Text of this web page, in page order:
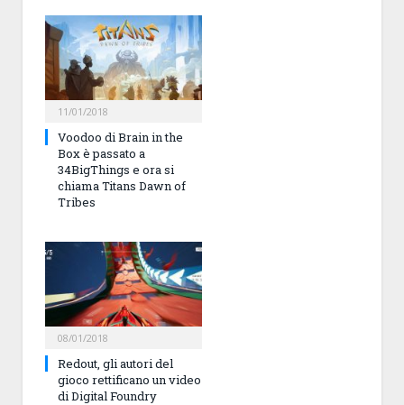
11/01/2018
Voodoo di Brain in the
Box è passato a
34BigThings e ora si
chiama Titans Dawn of
Tribes
08/01/2018
Redout, gli autori del
gioco rettificano un video
di Digital Foundry